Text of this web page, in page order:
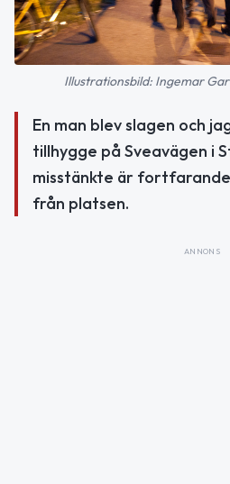
Illustrationsbild: Ingemar
En man blev slagen och
tillhygge på Sveavägen i
misstänkte är
från platsen.
ANNONS